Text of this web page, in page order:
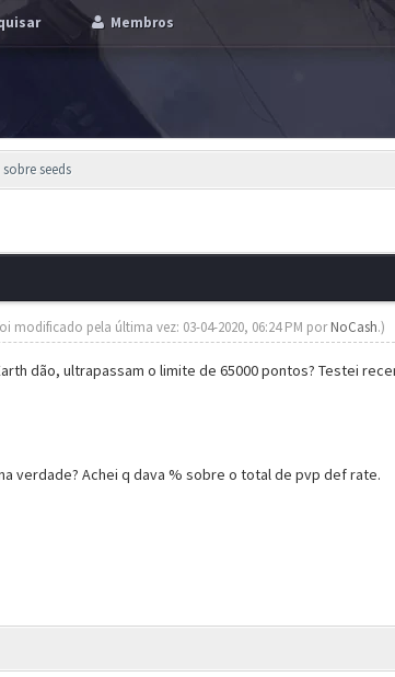
Membros
seeds
modificado pela última vez: 03-04-2020, 06:24 PM porNoCash.)
dão, ultrapassam o limite de 65000 pontos? Testei
verdade? Achei q dava % sobre o total de pvp def rate.